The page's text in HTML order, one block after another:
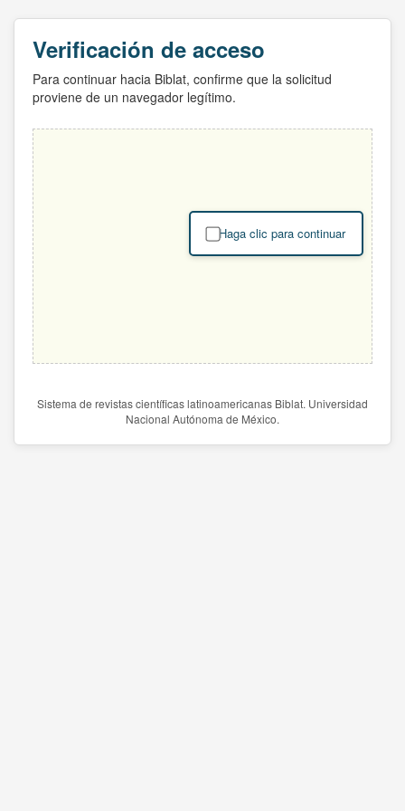
Verificación de acceso
Para continuar hacia Biblat, confirme que la solicitud
proviene de un navegador legítimo.
Haga clic para continuar
Sistema de revistas científicas latinoamericanas Biblat. Universidad
Nacional Autónoma de México.